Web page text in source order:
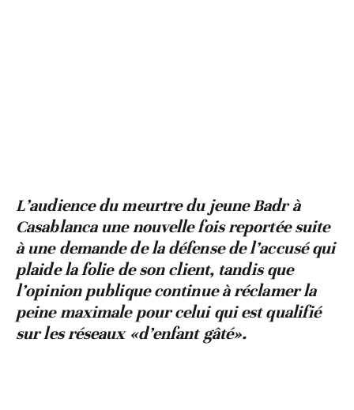
L’audience du meurtre du jeune Badr à
Casablanca une nouvelle fois reportée suite
à une demande de la défense de l’accusé qui
plaide la folie de son client, tandis que
l’opinion publique continue à réclamer la
peine maximale pour celui qui est qualifié
sur les réseaux «d’enfant gâté».